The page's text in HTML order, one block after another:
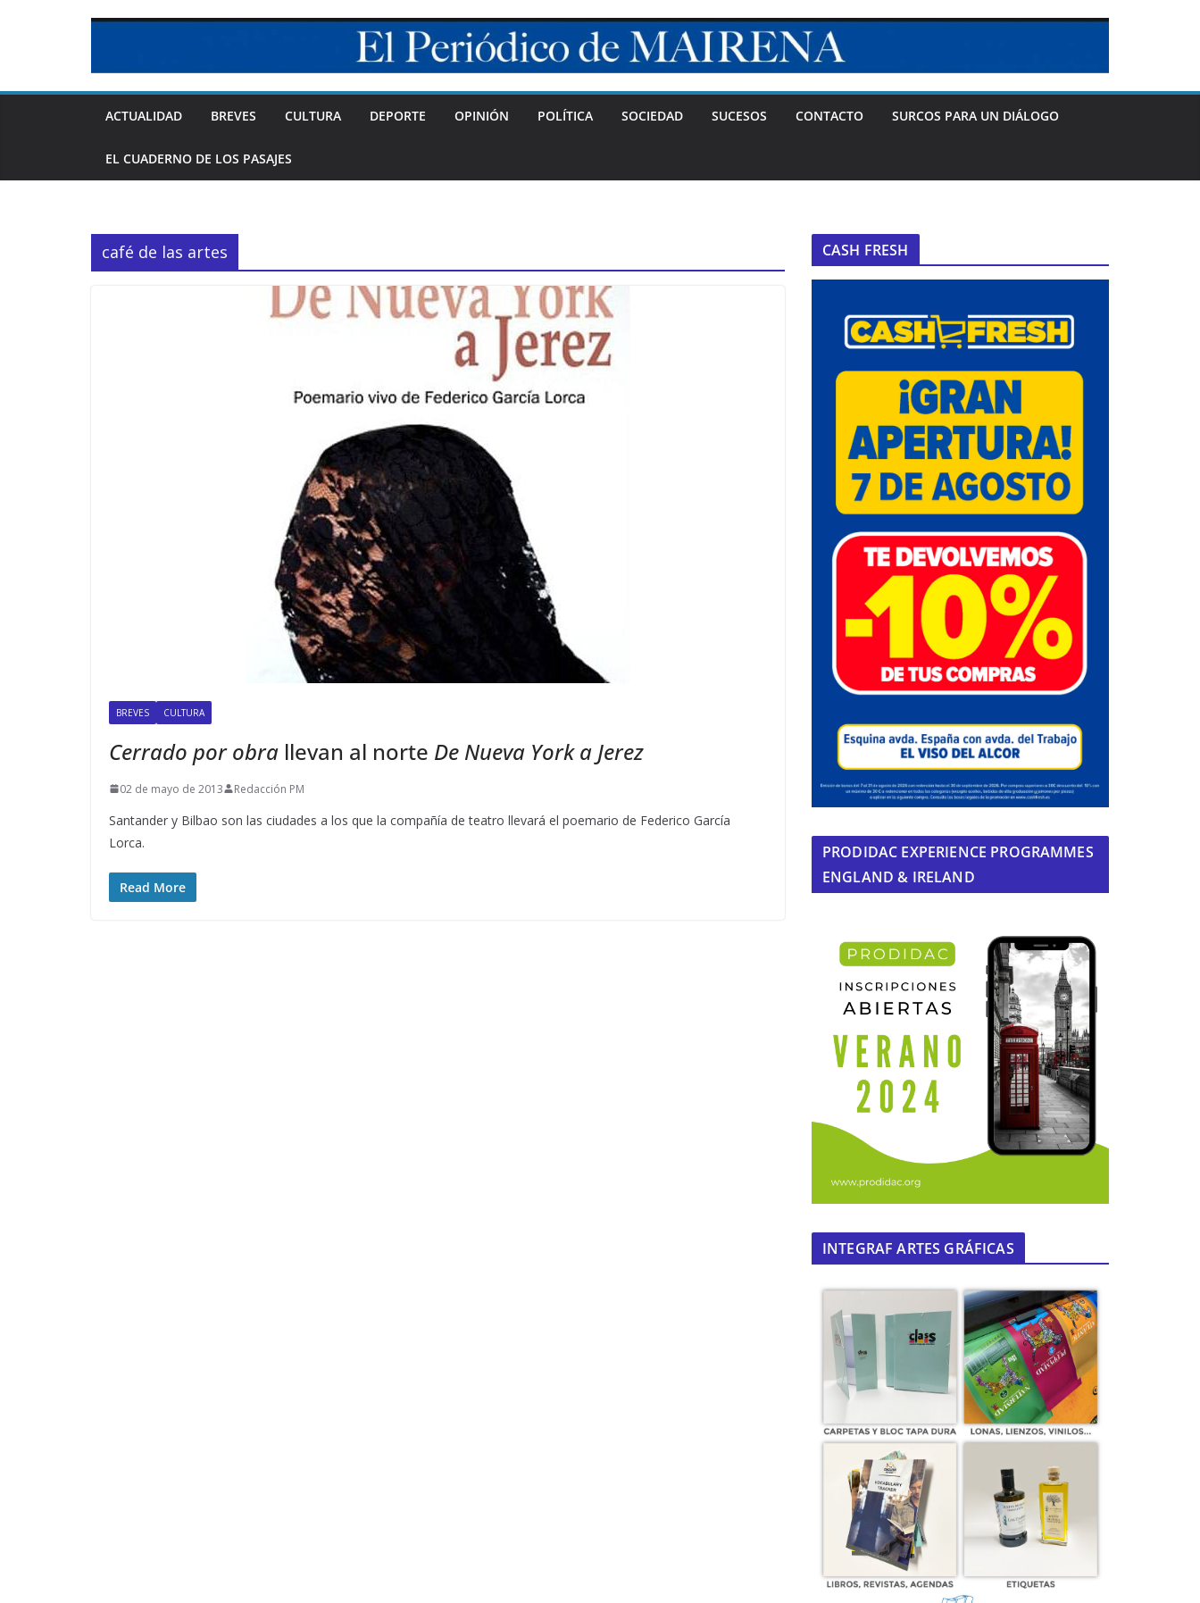
ACTUALIDAD BREVES CULTURA DEPORTE OPINIÓN POLÍTICA SOCIEDAD SUCESOS CONTACTO SURCOS PARA UN DIÁLOGO
EL CUADERNO DE LOS PASAJES
café de las artes
BREVES CULTURA
Cerrado por obra llevan al norte De Nueva York a Jerez
02 de mayo de 2013 Redacción PM
Santander y Bilbao son las ciudades a los que la compañía de teatro llevará el poemario de Federico García
Lorca.
Read More
CASH FRESH
PRODIDAC EXPERIENCE PROGRAMMES
ENGLAND & IRELAND
INTEGRAF ARTES GRÁFICAS